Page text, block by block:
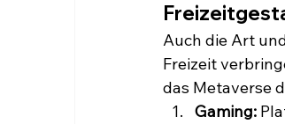
Auch die Art
Freizeit
das Metaverse
Gaming: